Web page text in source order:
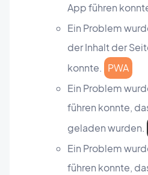
App führen
Ein Problem
der Inhalt der
konnte. PWA
Ein Problem
führen konnte,
geladen wurden.
Ein Problem
führen konnte,